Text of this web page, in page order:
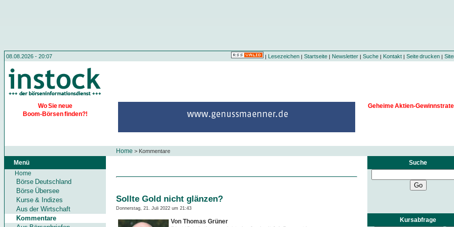
08.08.2026 - 20:07 | Lesezeichen| Startseite| Newsletter| Suche| Kontakt| Seite drucken |
Wo Sie neue
Boom-Börsen finden?!
Geheime Aktien-
Home > Kommentare
Menü
Home
Börse Deutschland
Börse Übersee
Kurse & Indizes
Aus der Wirtschaft
Kommentare
Suche
Kursabfrage
Sollte Gold nicht glänzen?
Donnerstag, 21. Juli 2022 um 21:43
Von Thomas Grüner